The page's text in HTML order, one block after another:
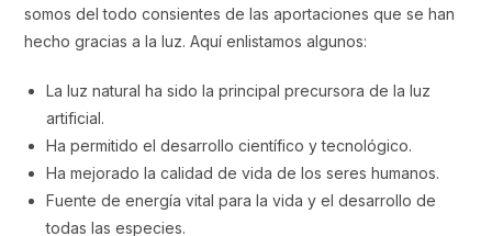
somos del todo consientes de las aportaciones que se han
hecho gracias a la luz. Aquí enlistamos algunos:
La luz natural ha sido la principal precursora de la luz
artificial.
Ha permitido el desarrollo científico y tecnológico.
Ha mejorado la calidad de vida de los seres humanos.
Fuente de energía vital para la vida y el desarrollo de
todas las especies.